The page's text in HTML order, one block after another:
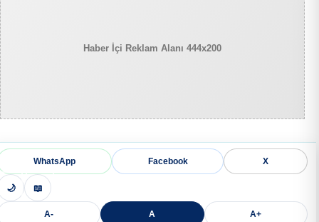
Haber İçi Reklam Alanı 444x200
WhatsApp Facebook X
🌙 📖
A- A A+